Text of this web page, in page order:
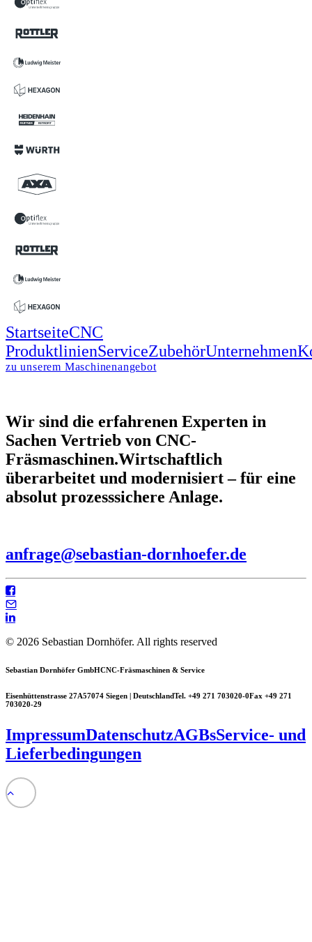
StartseiteCNC
ProduktlinienServiceZubehörUnternehmen
zu unserem Maschinenangebot
Wir sind die erfahrenen Experten in
Sachen Vertrieb von CNC-
Fräsmaschinen.Wirtschaftlich
überarbeitet und modernisiert – für eine
absolut prozesssichere Anlage.
anfrage@sebastian-dornhoefer.de
© 2026 Sebastian Dornhöfer. All rights reserved
Sebastian Dornhöfer GmbHCNC-Fräsmaschinen & Service
Eisenhüttenstrasse 27A57074 Siegen | DeutschlandTel. +49 271 703020-0Fax +49 271
703020-29
ImpressumDatenschutzAGBsService- und
Lieferbedingungen